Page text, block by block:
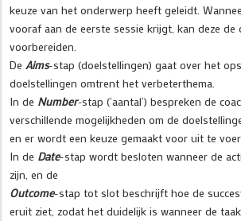
keuze van het onderwerp heeft geleidt.
vooraf aan de eerste sessie krijgt, kan deze de
voorbereiden.
De Aims-stap (doelstellingen) gaat over het
doelstellingen omtrent het verbeterthema.
In de Number-stap (‘aantal’) bespreken de
verschillende mogelijkheden om de
en er wordt een keuze gemaakt voor uit te
In de Date-stap wordt besloten wanneer de
zijn, en de
Outcome-stap tot slot beschrijft hoe de
eruit ziet, zodat het duidelijk is wanneer de